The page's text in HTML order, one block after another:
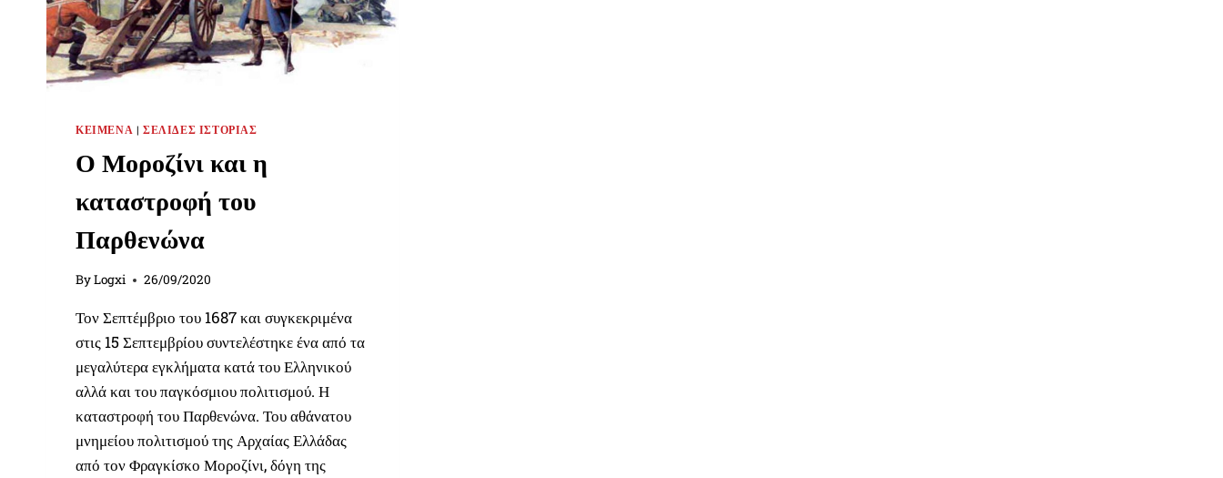
ΚΕΊΜΕΝΑ | ΣΕΛΊΔΕΣ ΙΣΤΟΡΊΑΣ
Ο Μοροζίνι και η
καταστροφή του
Παρθενώνα
ByLogxi 26/09/2020
Τον Σεπτέμβριο του 1687 και συγκεκριμένα
στις 15 Σεπτεμβρίου συντελέστηκε ένα από τα
μεγαλύτερα εγκλήματα κατά του Ελληνικού
αλλά και του παγκόσμιου πολιτισμού. Η
καταστροφή του Παρθενώνα. Του αθάνατου
μνημείου πολιτισμού της Αρχαίας Ελλάδας
από τον Φραγκίσκο Μοροζίνι, δόγη της